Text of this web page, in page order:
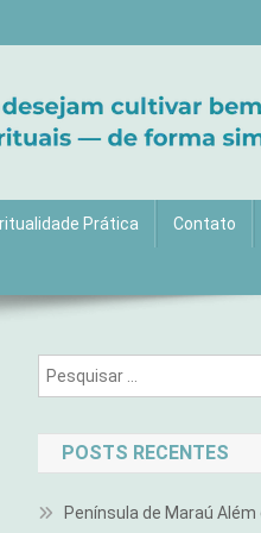
Prática Contato
POSTS RECENTES
Península de Maraú Além